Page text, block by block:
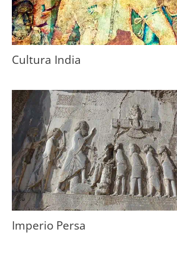
Cultura India
Imperio Persa